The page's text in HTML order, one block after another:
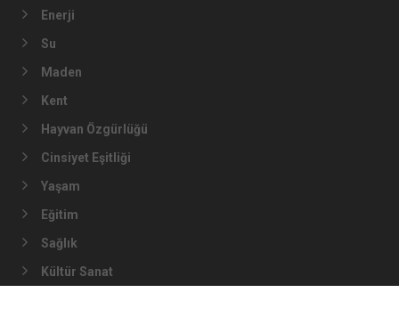
Enerji
Su
Maden
Kent
Hayvan Özgürlüğü
Cinsiyet Eşitliği
Yaşam
Eğitim
Sağlık
Kültür Sanat